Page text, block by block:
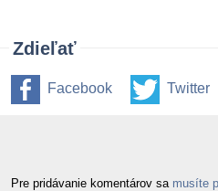
Zdieľať
Facebook Twitter
Pre pridávanie komentárov sa musíte